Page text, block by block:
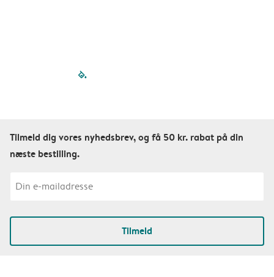
filled-pagination
Tilmeld dig vores nyhedsbrev, og få 50 kr. rabat på din
næste bestilling.
Tilmeld